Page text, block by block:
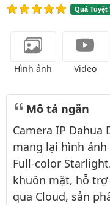
Quá Tuyệt
Hình ảnh Video
Mô tả ngắn
Camera IP Dahua
mang lại hình
Full-color
khuôn mặt, hỗ trợ
qua Cloud, sản